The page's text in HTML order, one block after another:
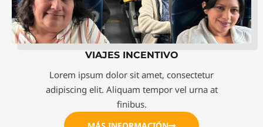
VIAJES INCENTIVO
Lorem ipsum dolor sit amet, consectetur
adipiscing elit. Aliquam tempor vel urna at
finibus.